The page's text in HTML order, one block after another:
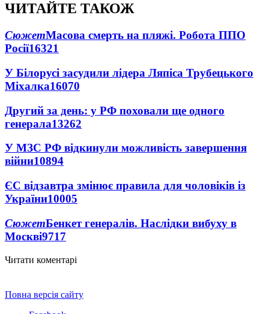
ЧИТАЙТЕ ТАКОЖ
СюжетМасова смерть на пляжі. Робота ППО
Росії16321
У Білорусі засудили лідера Ляпіса Трубецького
Міхалка16070
Другий за день: у РФ поховали ще одного
генерала13262
У МЗС РФ відкинули можливість завершення
війни10894
ЄС відзавтра змінює правила для чоловіків із
України10005
СюжетБенкет генералів. Наслідки вибуху в
Москві9717
Читати коментарі
Повна версія сайту